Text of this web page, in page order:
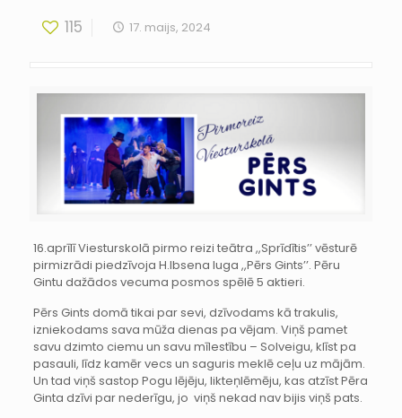
115 17. maijs, 2024
16.aprīlī Viesturskolā pirmo reizi teātra ,,Sprīdītis’’ vēsturē
pirmizrādi piedzīvoja H.Ibsena luga ,,Pērs Gints’’. Pēru
Gintu dažādos vecuma posmos spēlē 5 aktieri.
Pērs Gints domā tikai par sevi, dzīvodams kā trakulis,
izniekodams sava mūža dienas pa vējam. Viņš pamet
savu dzimto ciemu un savu mīlestību – Solveigu, klīst pa
pasauli, līdz kamēr vecs un saguris meklē ceļu uz mājām.
Un tad viņš sastop Pogu lējēju, likteņlēmēju, kas atzīst Pēra
Ginta dzīvi par nederīgu, jo viņš nekad nav bijis viņš pats.